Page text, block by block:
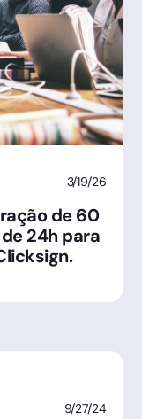
3/19/26
de 60
24h para
9/27/24